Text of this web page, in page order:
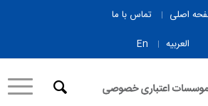
اصلی
تماس با ما
العربیه
En